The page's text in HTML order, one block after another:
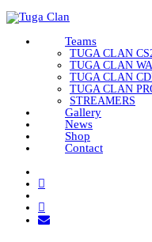
Teams
TUGA CLAN
TUGA CLAN
TUGA CLAN
TUGA CLAN
STREAMERS
Gallery
News
Shop
Contact